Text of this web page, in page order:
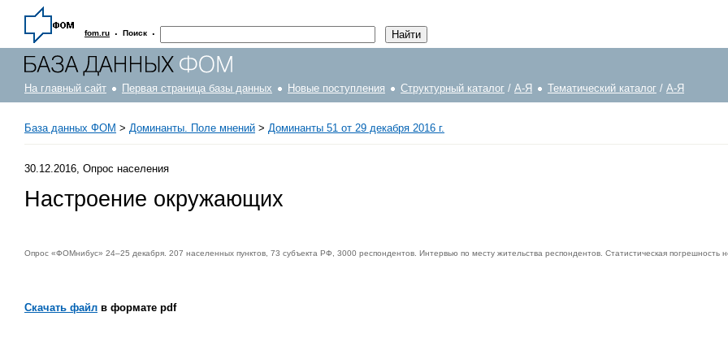
fom.ru · Поиск ·
На главный сайт Первая страница базы данных Новые поступления Структурный каталог / А-Я Тематический каталог / А-Я
База данных ФОМ > Доминанты. Поле мнений > Доминанты 51 от 29 декабря 2016 г.
30.12.2016, Опрос населения
Настроение окружающих
Опрос «ФОМнибус» 24–25 декабря. 207 населенных пунктов, 73 субъекта РФ, 3000 респондентов. Интервью по месту жительства респондентов. Статистическая погрешность
Скачать файл в формате pdf